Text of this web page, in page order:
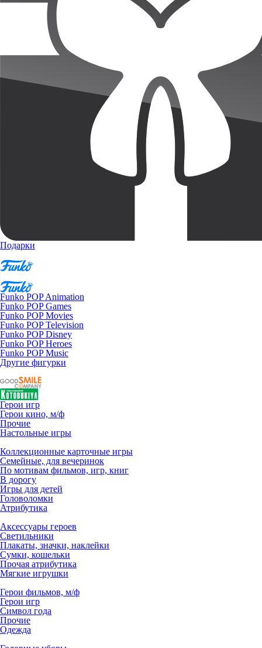
Подарки
Funko POP Animation
Funko POP Games
Funko POP Movies
Funko POP Television
Funko POP Disney
Funko POP Heroes
Funko POP Music
Другие фигурки
Герои игр
Герои кино, м/ф
Прочие
Настольные игры
Коллекционные карточные игры
Семейные, для вечеринок
По мотивам фильмов, игр, книг
В дорогу
Игры для детей
Головоломки
Атрибутика
Аксессуары героев
Светильники
Плакаты, значки, наклейки
Сумки, кошельки
Прочая атрибутика
Мягкие игрушки
Герои фильмов, м/ф
Герои игр
Символ года
Прочие
Одежда